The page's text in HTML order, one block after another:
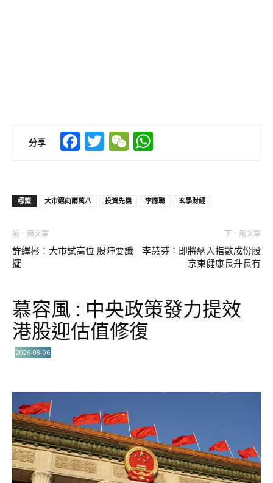
分享 Facebook
TwitterWeChat
標籤 大市邁向兩萬八 投資先機 李應聰 玄學財經
前一篇文章
許繹彬：大市試高位 股陣要識
擺
下一篇文章
李慧芬∶即將納入指數成份股
京東健康長升長有
慕容風 : 中央政策發力提效
港股迎估值修復
2026-08-06